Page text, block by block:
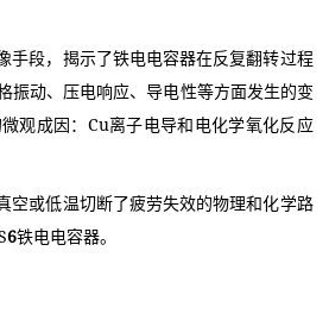
手段，揭示了铁电电容器在反复翻转过程
振动、压电响应、导电性等方面发生的变
观成因：Cu离子电导和电化学氧化反应
空或低温切断了疲劳失效的物理和化学路
6铁电电容器。